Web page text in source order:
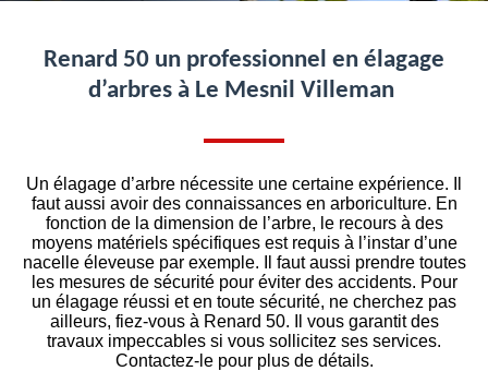
Renard 50 un professionnel en élagage
d’arbres à Le Mesnil Villeman
Un élagage d’arbre nécessite une certaine expérience. Il
faut aussi avoir des connaissances en arboriculture. En
fonction de la dimension de l’arbre, le recours à des
moyens matériels spécifiques est requis à l’instar d’une
nacelle éleveuse par exemple. Il faut aussi prendre toutes
les mesures de sécurité pour éviter des accidents. Pour
un élagage réussi et en toute sécurité, ne cherchez pas
ailleurs, fiez-vous à Renard 50. Il vous garantit des
travaux impeccables si vous sollicitez ses services.
Contactez-le pour plus de détails.